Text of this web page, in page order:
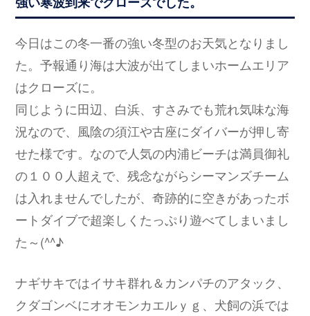
今日はこの冬一番の強い冬型のお天気となりまし
た。予報通り海は大波が出てしまいホームエリア
はクローズに。
同じように田辺、白浜、すさみでも荒れ気味な海
況なので、風陰の須江や古座にダイバーが押し寄
せた様です。なので人気の内浦ビーチは満員御礼
の１００人超えで、残念ながらシーマンズチーム
は入れませんでしたが、奇跡的に空きがあったボ
ートダイブで超楽しくたっぷり遊べてしまいまし
た～(^^♪
ナギサキではイサキ群れ＆カンパチのアタック、
クダゴンベにオオモンカエルｙｇ、犬飼の浜では